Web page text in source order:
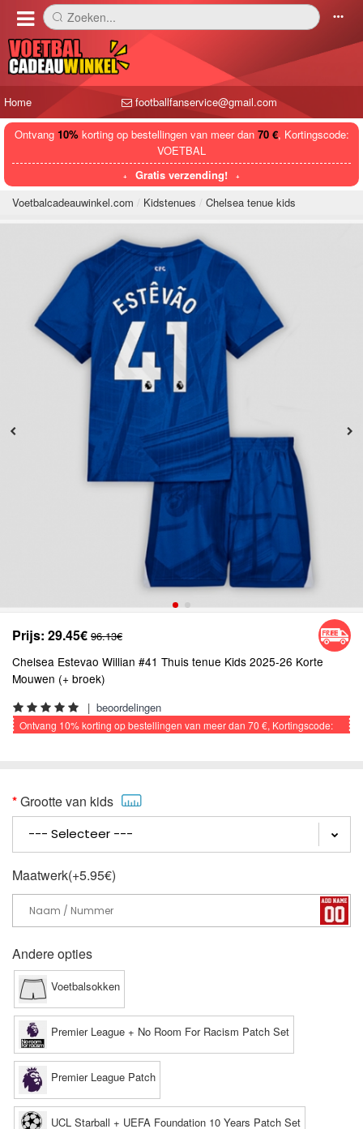
󰅼 Zoeken... 󰄒
Home footballfanservice@gmail.com
Ontvang 10%korting op bestellingen van meer dan 70 €, Kortingscode:
VOETBAL
Gratis verzending!
Voetbalcadeauwinkel.com
Kidstenues Chelsea tenue kids
Prijs: 29.45€ 96.13€
Chelsea Estevao Willian #41 Thuis tenue Kids 2025-26 Korte
Mouwen (+ broek)
| beoordelingen
Ontvang 10%korting op bestellingen van meer dan 70 €, Kortingscode:
Grootte van kids
Maatwerk(+5.95€)
Andere opties
Voetbalsokken
Premier League + No Room For Racism Patch Set
Premier League Patch
UCL Starball + UEFA Foundation 10 Years Patch Set